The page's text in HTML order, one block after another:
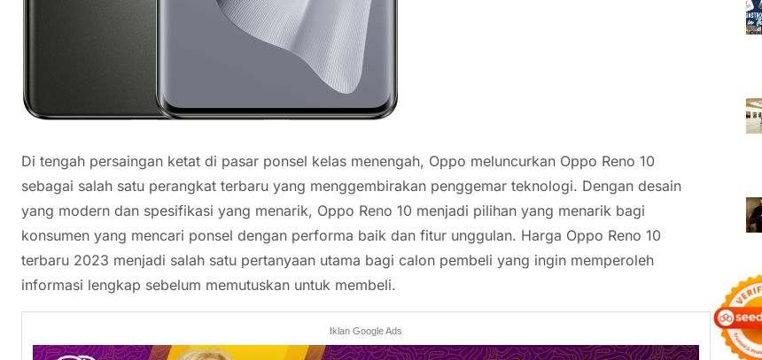
Di tengah persaingan ketat di pasar ponsel kelas menengah, Oppo meluncurkan Oppo Reno 10
sebagai salah satu perangkat terbaru yang menggembirakan penggemar teknologi. Dengan desain
yang modern dan spesifikasi yang menarik, Oppo Reno 10 menjadi pilihan yang menarik bagi
konsumen yang mencari ponsel dengan performa baik dan fitur unggulan. Harga Oppo Reno 10
terbaru 2023 menjadi salah satu pertanyaan utama bagi calon pembeli yang ingin memperoleh
informasi lengkap sebelum memutuskan untuk membeli.
Iklan Google Ads